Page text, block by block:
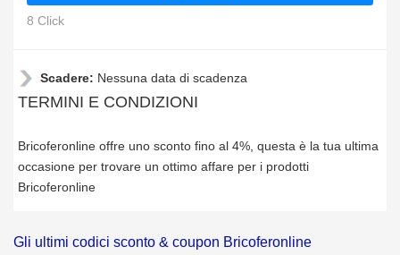
8 Click
Scadere: Nessuna data di scadenza
TERMINI E CONDIZIONI
Bricoferonline offre uno sconto fino al 4%, questa è la tua ultima
occasione per trovare un ottimo affare per i prodotti
Bricoferonline
Gli ultimi codici sconto & coupon Bricoferonline